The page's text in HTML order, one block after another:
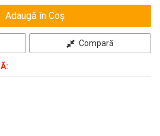
Adaugă în Coş
Compară